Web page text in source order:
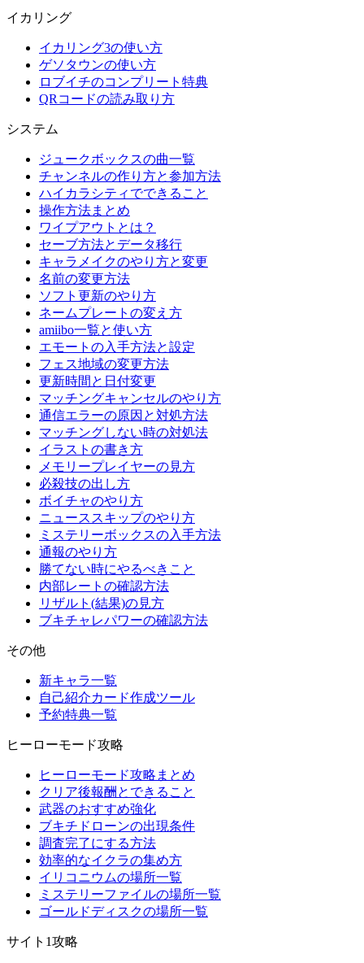
イカリング
イカリング3の使い方
ゲソタウンの使い方
ロブイチのコンプリート特典
QRコードの読み取り方
システム
ジュークボックスの曲一覧
チャンネルの作り方と参加方法
ハイカラシティでできること
操作方法まとめ
ワイプアウトとは？
セーブ方法とデータ移行
キャラメイクのやり方と変更
名前の変更方法
ソフト更新のやり方
ネームプレートの変え方
amiibo一覧と使い方
エモートの入手方法と設定
フェス地域の変更方法
更新時間と日付変更
マッチングキャンセルのやり方
通信エラーの原因と対処方法
マッチングしない時の対処法
イラストの書き方
メモリープレイヤーの見方
必殺技の出し方
ボイチャのやり方
ニューススキップのやり方
ミステリーボックスの入手方法
通報のやり方
勝てない時にやるべきこと
内部レートの確認方法
リザルト(結果)の見方
ブキチャレパワーの確認方法
その他
新キャラ一覧
自己紹介カード作成ツール
予約特典一覧
ヒーローモード攻略
ヒーローモード攻略まとめ
クリア後報酬とできること
武器のおすすめ強化
ブキチドローンの出現条件
調査完了にする方法
効率的なイクラの集め方
イリコニウムの場所一覧
ミステリーファイルの場所一覧
ゴールドディスクの場所一覧
サイト1攻略